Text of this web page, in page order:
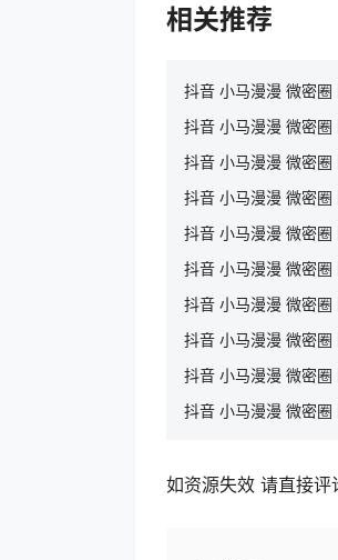
相关推荐
抖音 小马漫漫 微密
抖音 小马漫漫 微密
抖音 小马漫漫 微密
抖音 小马漫漫 微密
抖音 小马漫漫 微密
抖音 小马漫漫 微密圈
抖音 小马漫漫 微密圈
抖音 小马漫漫 微密
抖音 小马漫漫 微密
抖音 小马漫漫 微密
如资源失效 请直接